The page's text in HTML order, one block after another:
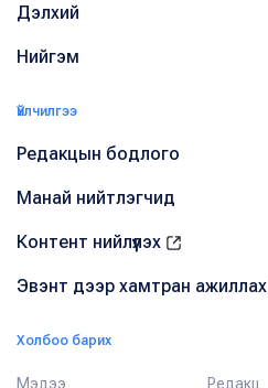
Дэлхий
Нийгэм
Үйлчилгээ
Редакцын бодлого
Манай нийтлэгчид
Контент нийлүүлэх
Эвэнт дээр хамтран ажиллах
Холбоо барих
Мэдээ Редакц